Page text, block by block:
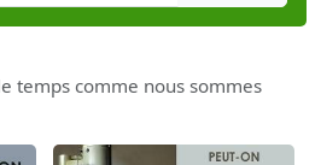
temps comme nous sommes